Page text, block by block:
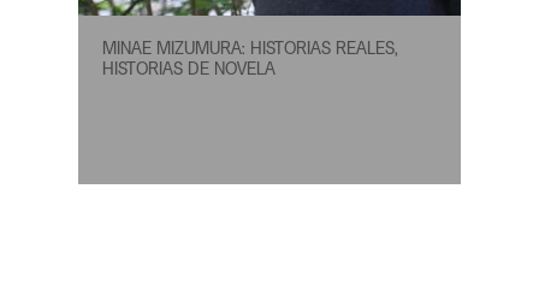
MINAE MIZUMURA: HISTORIAS REALES,
HISTORIAS DE NOVELA